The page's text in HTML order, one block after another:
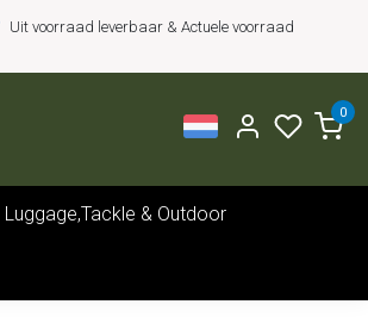
Uit voorraad leverbaar & Actuele voorraad
0
Luggage,Tackle & Outdoor